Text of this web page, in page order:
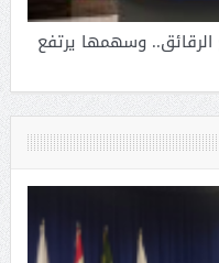
وسهمها يرتفع